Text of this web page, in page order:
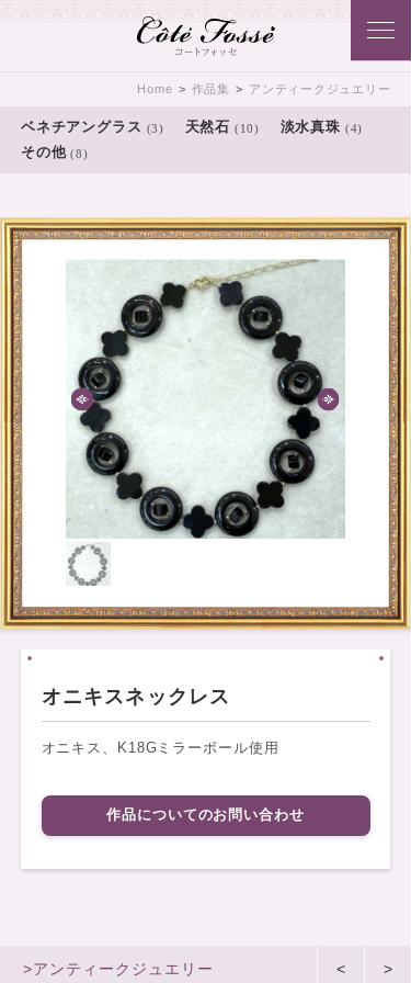
Home > 作品集 > アンティークジュエリー
ベネチアングラス (3) 天然石 (10) 淡水真珠 (4)
その他(8)
オニキスネックレス
オニキス、K18Gミラーボール使用
作品についてのお問い合わせ
>アンティークジュエリー < >